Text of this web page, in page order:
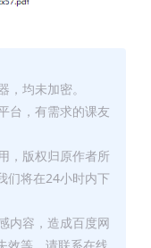
均未加密。
台，有需求的课友
，版权归原作者所
们将在24小时内下
内容，造成百度网